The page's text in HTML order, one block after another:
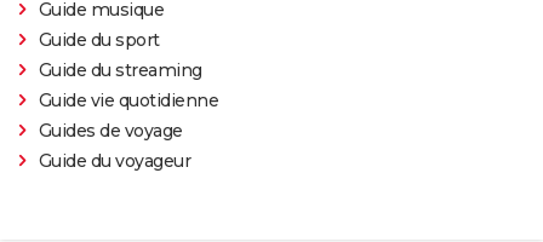
Guide musique
Guide du sport
Guide du streaming
Guide vie quotidienne
Guides de voyage
Guide du voyageur